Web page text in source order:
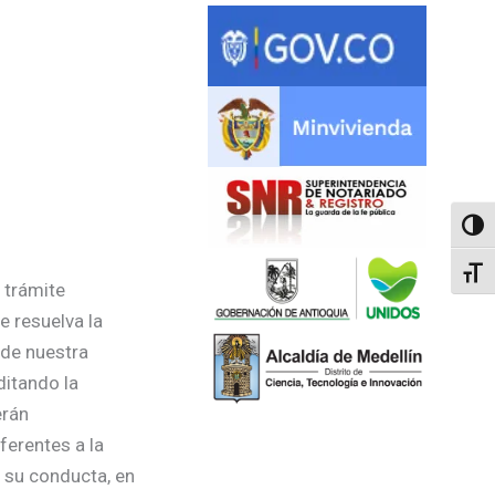
trámite
resuelva la
nuestra
la
a la
conducta, en